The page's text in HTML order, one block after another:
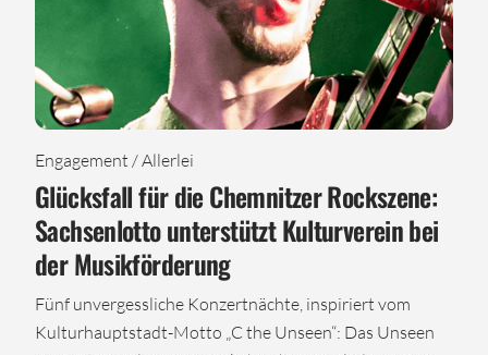
Engagement / Allerlei
Glücksfall für die Chemnitzer Rockszene:
Sachsenlotto unterstützt Kulturverein bei
der Musikförderung
Fünf unvergessliche Konzertnächte, inspiriert vom
Kulturhauptstadt-Motto „C the Unseen“: Das Unseen